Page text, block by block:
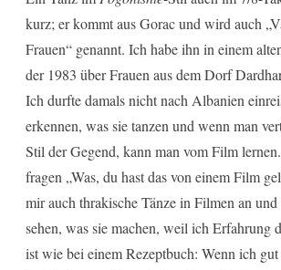
kurz;er kommt aus Gorac und wird auch
Frauen“ genannt. Ich habe ihn in einem
der 1983 über Frauen aus dem Dorf
Ich durfte damals nicht nach Albanien
erkennen, was sie tanzen und wenn man
Stil der Gegend, kann man vom Film
fragen „Was, du hast das von einem Film
mir auch thrakische Tänze in Filmen an
sehen, was sie machen, weil ich Erfahrung
ist wie bei einem Rezeptbuch: Wenn ich